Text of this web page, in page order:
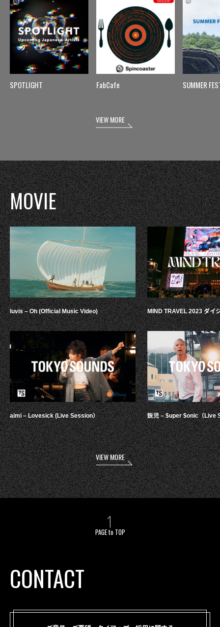
SPOTLIGHT FabCafe SUMMER
VIEW MORE
MOVIE
luvis – Oh (Official Music Video)
aimi – Lovesick (Live Session）
MIND TRAVEL 2023 ダイ
鋭児 – $uper $onic（Live
VIEW MORE
PAGE to TOP
CONTACT